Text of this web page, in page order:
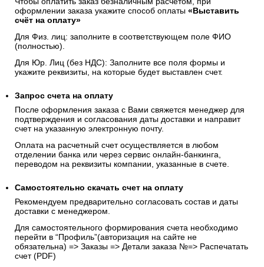
оформлении заказа укажите способ оплаты «Выставить
счёт на оплату»
Для Физ. лиц: заполните в соответствующем поле ФИО
(полностью).
Для Юр. Лиц (без НДС): Заполните все поля формы и
укажите реквизиты, на которые будет выставлен счет.
Запрос счета на оплату
После оформления заказа с Вами свяжется менеджер для
подтверждения и согласования даты доставки и направит
счет на указанную электронную почту.
Оплата на расчетный счет осуществляется в любом
отделении банка или через сервис онлайн-банкинга,
переводом на реквизиты компании, указанные в счете.
Самостоятельно скачать счет на оплату
Рекомендуем предварительно согласовать состав и даты
доставки с менеджером.
Для самостоятельного формирования счета необходимо
перейти в “Профиль”(авторизация на сайте не
обязательна) => Заказы => Детали заказа №=> Распечатать
счет (PDF)